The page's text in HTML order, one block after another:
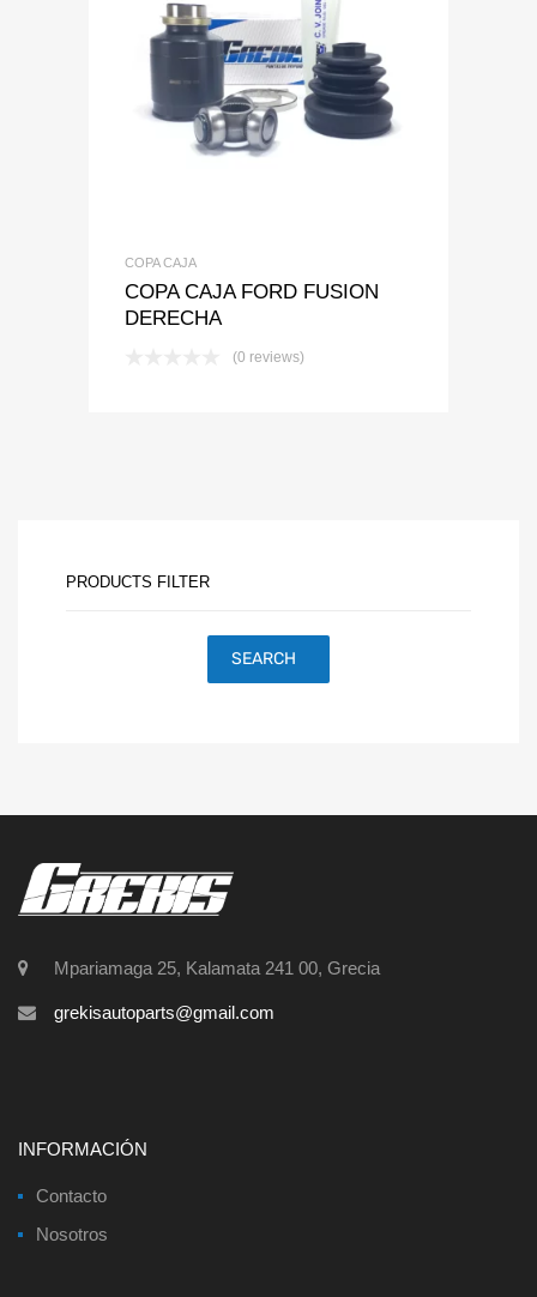
Add to Wishlist
Add to Compare
COPA CAJA
COPA CAJA FORD FUSION
DERECHA
(0 reviews)
PRODUCTS FILTER
SEARCH
Mpariamaga 25, Kalamata 241 00, Grecia
grekisautoparts@gmail.com
INFORMACIÓN
Contacto
Nosotros